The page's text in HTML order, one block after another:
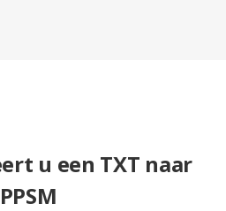
u een TXT naar
PPSM